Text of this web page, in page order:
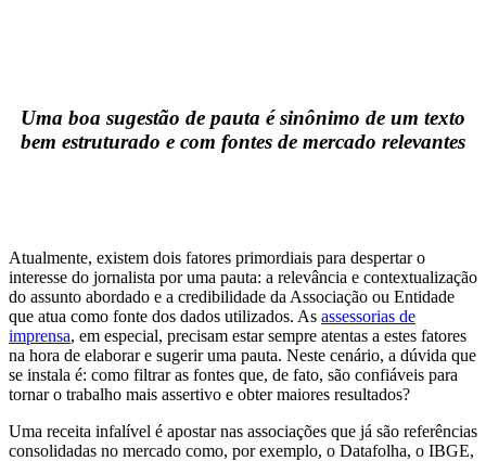
Uma boa sugestão de pauta é sinônimo de um texto
bem estruturado e com fontes de mercado relevantes
Atualmente, existem dois fatores primordiais para despertar o
interesse do jornalista por uma pauta: a relevância e contextualização
do assunto abordado e a credibilidade da Associação ou Entidade
que atua como fonte dos dados utilizados. As assessorias de
imprensa, em especial, precisam estar sempre atentas a estes fatores
na hora de elaborar e sugerir uma pauta. Neste cenário, a dúvida que
se instala é: como filtrar as fontes que, de fato, são confiáveis para
tornar o trabalho mais assertivo e obter maiores resultados?
Uma receita infalível é apostar nas associações que já são referências
consolidadas no mercado como, por exemplo, o Datafolha, o IBGE,